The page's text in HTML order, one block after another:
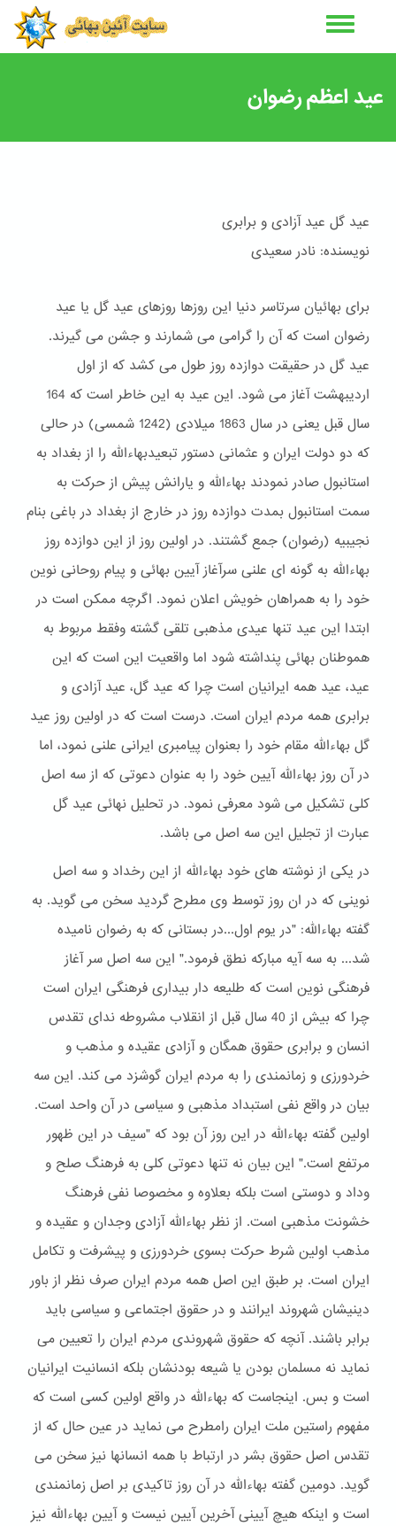
عید اعظم رضوان
عید گل عید آزادی و برابری
نویسنده: نادر سعیدی
برای بهائیان سرتاسر دنیا این روزها روزهای عید گل یا عید
رضوان است که آن را گرامی می شمارند و جشن می گیرند.
عید گل در حقیقت دوازده روز طول می کشد که از اول
اردیبهشت آغاز می شود. این عید به این خاطر است که 164
سال قبل یعنی در سال 1863 میلادی (1242 شمسی) در حالی
که دو دولت ایران و عثمانی دستور تبعیدبهاءالله را از بغداد به
استانبول صادر نمودند بهاءالله و یارانش پیش از حرکت به
سمت استانبول بمدت دوازده روز در خارج از بغداد در باغی بنام
نجیبیه (رضوان) جمع گشتند. در اولین روز از این دوازده روز
بهاءالله به گونه ای علنی سرآغاز آیین بهائی و پیام روحانی نوین
خود را به همراهان خویش اعلان نمود. اگرچه ممکن است در
ابتدا این عید تنها عیدی مذهبی تلقی گشته وفقط مربوط به
هموطنان بهائی پنداشته شود اما واقعیت این است که این
عید، عید همه ایرانیان است چرا که عید گل، عید آزادی و
برابری همه مردم ایران است. درست است که در اولین روز عید
گل بهاءالله مقام خود را بعنوان پیامبری ایرانی علنی نمود، اما
در آن روز بهاءالله آیین خود را به عنوان دعوتی که از سه اصل
کلی تشکیل می شود معرفی نمود. در تحلیل نهائی عید گل
عبارت از تجلیل این سه اصل می باشد.
در یکی از نوشته های خود بهاءالله از این رخداد و سه اصل
نوینی که در ان روز توسط وی مطرح گردید سخن می گوید. به
گفته بهاءالله: "در یوم اول...در بستانی که به رضوان نامیده
شد... به سه آیه مبارکه نطق فرمود." این سه اصل سر آغاز
فرهنگی نوین است که طلیعه دار بیداری فرهنگی ایران است
چرا که بیش از 40 سال قبل از انقلاب مشروطه ندای تقدس
انسان و برابری حقوق همگان و آزادی عقیده و مذهب و
خردورزی و زمانمندی را به مردم ایران گوشزد می کند. این سه
بیان در واقع نفی استبداد مذهبی و سیاسی در آن واحد است.
اولین گفته بهاءالله در این روز آن بود که "سیف در این ظهور
مرتفع است." این بیان نه تنها دعوتی کلی به فرهنگ صلح و
وداد و دوستی است بلکه بعلاوه و مخصوصا نفی فرهنگ
خشونت مذهبی است. از نظر بهاءالله آزادی وجدان و عقیده و
مذهب اولین شرط حرکت بسوی خردورزی و پیشرفت و تکامل
ایران است. بر طبق این اصل همه مردم ایران صرف نظر از باور
دینیشان شهروند ایرانند و در حقوق اجتماعی و سیاسی باید
برابر باشند. آنچه که حقوق شهروندی مردم ایران را تعیین می
نماید نه مسلمان بودن یا شیعه بودنشان بلکه انسانیت ایرانیان
است و بس. اینجاست که بهاءالله در واقع اولین کسی است که
مفهوم راستین ملت ایران رامطرح می نماید در عین حال که از
تقدس اصل حقوق بشر در ارتباط با همه انسانها نیز سخن می
گوید. دومین گفته بهاءالله در آن روز تاکیدی بر اصل زمانمندی
است و اینکه هیچ آیینی آخرین آیین نیست و آیین بهاءالله نیز